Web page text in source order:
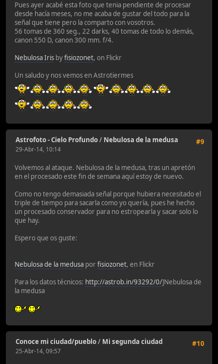
Pues ayer acabé esta foto que tenia pendiente de procesar
desde hacía meses, no me acaba de gustar del todo para la
señal que tiene pero la comparto con vosotros.
56 tomas de 360 seg., 22 darks, 40 tomas de todo lo demás,
canon 550 D, canon 300 mm. f/4.
Nebulosa Iris byfisiozonet, on Flickr
Un saludo y nos vemos en Astrotiermes
#9
Astrofoto - Cielo Profundo/ Nebulosa de la medusa
29-Abr-14, 10:14
Volvemos al ataque. Nebulosa de la medusa, tras un apretón
en el procesado este fin de semana aquí estoy de nuevo.
Como no tengo demasiada señal porque hubiera necesitado el
triple de tiempo para sacarla como yo quería, pues he hecho
un procesado conservador para no estropearla y sacar solo lo
que hay.
Espero que os guste:
Nebulosa de la medusa porfisiozonet, en Flickr
Para los datos técnicos: http://astrob.in/93292/0/]Nebulosa de
la medusa
#10
Conoce mi ciudad/pueblo/ Mi segunda ciudad
25-Abr-14, 09:57